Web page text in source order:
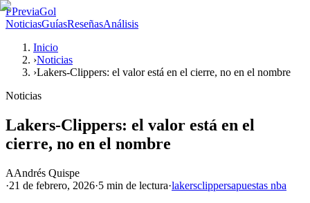
PPreviaGol
NoticiasGuíasReseñasAnálisis
Inicio
›Noticias
›Lakers-Clippers: el valor está en el cierre, no en el nombre
Noticias
Lakers-Clippers: el valor está en el
cierre, no en el nombre
AAndrés Quispe
·21 de febrero, 2026·5 min de lectura·lakersclippersapuestas nba